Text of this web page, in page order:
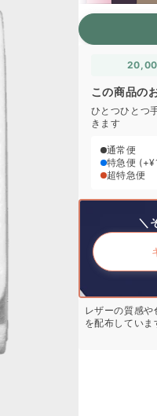
この商品の
ひとつひとつ
きます
通常便
特急便
超特急便
＼
レザーの質感
を配布していま